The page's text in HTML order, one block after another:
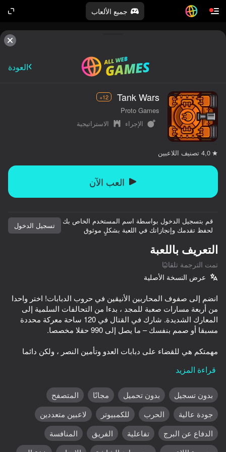
جميع الألعاب
هذه اللعبة تدعم اتجاه المناظر الطبيعية
العب
Super Tank 2D
69
Super Line Go: Escape
Claw Master
66
العودة
Tank Wars
12+
Proto Games
الإجراء
الاستراتيجية
4,0 تصنيف اللاعبين
العب الآن
قم بتسجيل الدخول بواسطة اسم المستخدم الخاص بك
لحفظ تقدمك وإنجازاتك في اللعبة بشكلٍ موثوق
تسجيل الدخول
التعريف باللعبة
تمت الترجمة تلقائيًا
عرض النسخة الأصلية
انضم إلى صفوف المحاربين الأنيقين في حروب الدبابات! اختر واحدا
من أربعة مسارات صعبة للمجد ، بدءا من التحالفات السلمية إلى
المعارك الشديدة. شارك في القتال في 120 ساحة معركة محددة
مهمتكم هي للقضاء على دبابات العدو وتأمين النصر ، ولكن دائما
العملية بأكملها. كن مستعدا لمواجهة الرؤساء الصغار الأقوياء الذين
إثبات همة وكسب ميداليات للأداء المتميز. سيتم تذكر أعمالك
البطولية. استخدم البيئة لصالحك-احتمي وتمويه نفسك واستخدم
المكافآت التي تعزز أسلحتك أو تحول العقبات مثل تحويل الماء إلى
جليد للعبور. حظا سعيدا في ساحة المعركة!
قراءة المزيد
بدون تسجيل بدون تحميل مجانًا
المتصفح
جودة عالية
الحرب للكمبيوتر
لاعبين متعددين
الدفاع عن البرج
تفاعلية الفريق
المنافسة